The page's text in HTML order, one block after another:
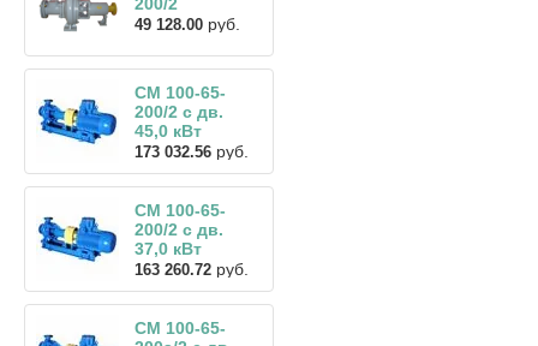
49 128.00 руб.
СМ 100-65-
200/2 с дв.
45,0 кВт
173 032.56 руб.
СМ 100-65-
200/2 с дв.
37,0 кВт
163 260.72 руб.
СМ 100-65-